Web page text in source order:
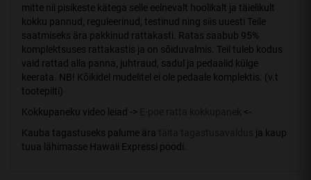
mitte nii pisikeste kätega selle eelnevalt hoolikalt ja täielikult
kokku pannud, reguleerinud, testinud ning siis uuesti Teile
saatmiseks ära pakkinud rattakasti. Ratas saabub 95%
komplektsuses rattakastis ja on sõiduvalmis. Teil tuleb kodus
vaid rattad alla panna, juhtraud, sadul ja pedaalid külge
keerata. NB! Kõikidel mudelitel ei ole pedaale komplektis. (v.t
tootepilti)
Kokkupaneku video leiad ->
<-
Kauba tagastuseks palume ära
ja kaup
tuua lähimasse Hawaii Expressi poodi.